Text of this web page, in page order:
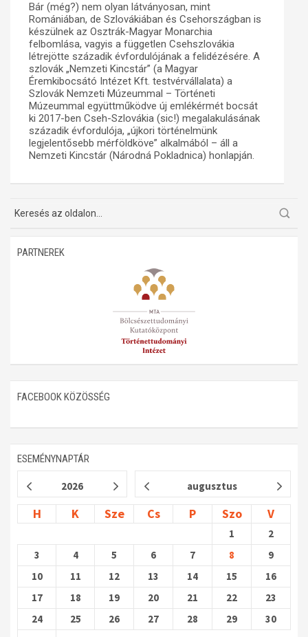
A trianoni szerződés
Műhelymunkák
Bár (még?) nem olyan látványosan, mint
Romániában, de Szlovákiában és Csehországban is
készülnek az Osztrák-Magyar Monarchia
felbomlása, vagyis a független Csehszlovákia
létrejötte századik évfordulójának a felidézésére. A
szlovák „Nemzeti Kincstár” (a Magyar
Éremkibocsátó Intézet Kft. testvérvállalata) a
Szlovák Nemzeti Múzeummal – Történeti
Múzeummal együttműködve új emlékérmét bocsát
ki 2017-ben Cseh-Szlovákia (sic!) megalakulásának
századik évfordulója, „újkori történelmünk
legjelentősebb mérföldköve” alkalmából – áll a
Nemzeti Kincstár (Národná Pokladnica) honlapján.
PARTNEREK
FACEBOOK KÖZÖSSÉG
ESEMÉNYNAPTÁR
2026 augusztus
H K Sze Cs P Szo V
1
2
3
4 5 6 7 8
9
10
11 12 13 14 15
16
17
18 19 20 21 22
23
24
25 26 27 28 29
30